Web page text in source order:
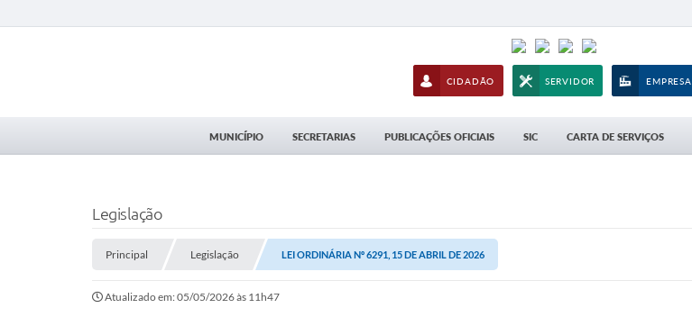
CIDADÃO SERVIDOR EMPRESA
MUNICÍPIO SECRETARIAS PUBLICAÇÕES OFICIAIS SIC CARTA DE SERVIÇOS
Legislação
Principal Legislação LEI ORDINÁRIA Nº 6291, 15 DE ABRIL DE 2026
Atualizado em: 05/05/2026 às 11h47